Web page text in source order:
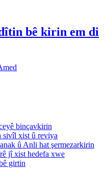
bê kirin em di